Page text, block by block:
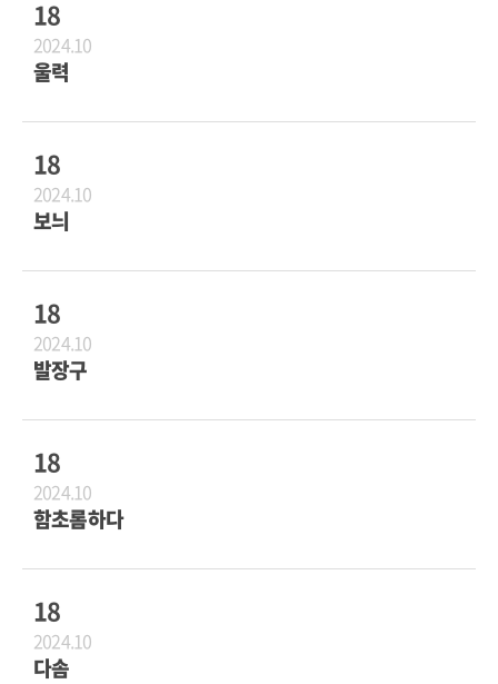
18
2024.10
울력
18
2024.10
보늬
18
2024.10
발장구
18
2024.10
함초롬하다
18
2024.10
다솜